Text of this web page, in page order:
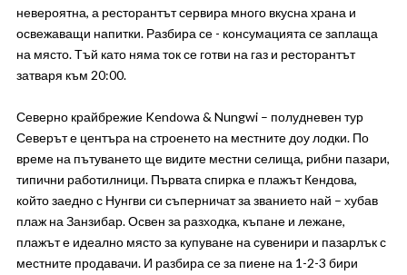
невероятна, а ресторантът сервира много вкусна храна и
освежаващи напитки. Разбира се - консумацията се заплаща
на място. Тъй като няма ток се готви на газ и ресторантът
затваря към 20:00.
Северно крайбрежие Kendowa & Nungwi – полудневен тур
Северът е центъра на строенето на местните доу лодки. По
време на пътуването ще видите местни селища, рибни пазари,
типични работилници. Първата спирка е плажът Кендова,
който заедно с Нунгви си съперничат за званието най – хубав
плаж на Занзибар. Освен за разходка, къпане и лежане,
плажът е идеално място за купуване на сувенири и пазарлък с
местните продавачи. И разбира се за пиене на 1-2-3 бири